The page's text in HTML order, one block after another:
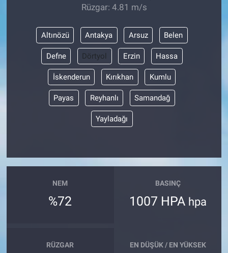
Rüzgar: 4.81 m/s
Altınözü Antakya Arsuz Belen
Defne Dörtyol Erzin Hassa
İskenderun Kırıkhan Kumlu
Payas Reyhanlı Samandağ
Yayladağı
NEM
%72
BASINÇ
1007 HPA hpa
RÜZGAR EN DÜŞÜK / EN YÜKSEK